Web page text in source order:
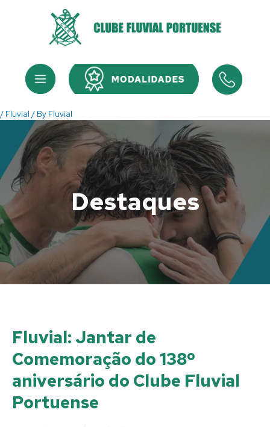
Menu Menu
/ Fluvial / By Fluvial
Destaques
Fluvial: Jantar de
Comemoração do 138º
aniversário do Clube Fluvial
Portuense